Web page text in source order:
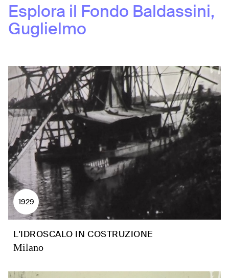
Esplora il Fondo Baldassini,
Guglielmo
1929
L'IDROSCALO IN COSTRUZIONE
Milano